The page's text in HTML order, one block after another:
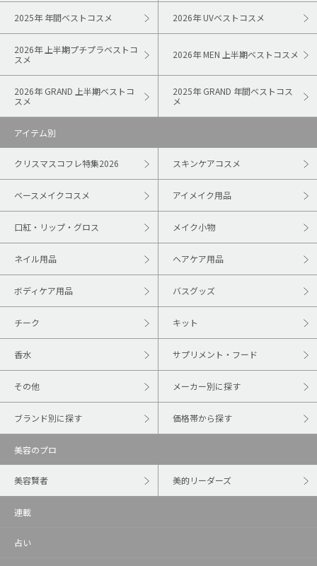
2025年 年間ベストコスメ 2026年 UVベストコスメ
2026年 上半期プチプラベストコ
スメ
2026年 MEN 上半期ベストコスメ
2026年 GRAND 上半期ベストコ
スメ
2025年 GRAND 年間ベストコス
メ
アイテム別
クリスマスコフレ特集2026 スキンケアコスメ
ベースメイクコスメ アイメイク用品
口紅・リップ・グロス メイク小物
ネイル用品 ヘアケア用品
ボディケア用品 バスグッズ
チーク キット
香水 サプリメント・フード
その他 メーカー別に探す
ブランド別に探す 価格帯から探す
美容のプロ
美容賢者 美的リーダーズ
連載
占い